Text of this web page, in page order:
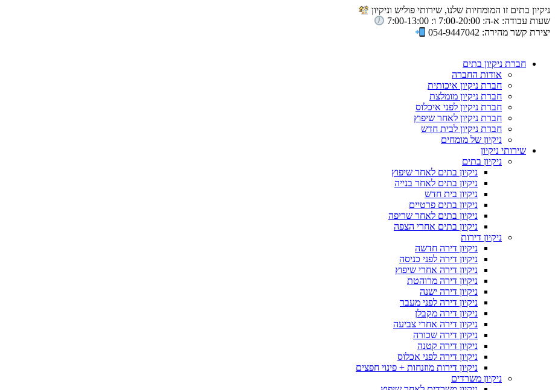
ניקיון בתים זו המומחיות שלנו, שירותי פוליש וניקיון
שעות עבודה: א-ה: 7:00-20:00 ו: 7:00-13:00
יצירת קשר מהירה: 054-9447042
חברת ניקיון בתים
אודות החברה
חברת ניקיון איכותית
חברת ניקיון מומלצת
חברת ניקיון לפני איכלוס
חברת ניקיון לאחר שיפוץ
חברת ניקיון לבית חדש
ניקיון של מומחים
שירותי ניקיון
ניקיון בתים
ניקיון בתים לאחר שיפוץ
ניקיון בתים לאחר בנייה
ניקיון בית חדש
ניקיון בתים פרטיים
ניקיון בתים לאחר שריפה
ניקיון בתים אחרי הצפה
ניקיון דירות
ניקיון דירה חדשה
ניקיון דירה לפני כניסה
ניקיון דירה אחרי שיפוץ
ניקיון דירה מרוהטת
ניקיון דירה ישנה
ניקיון דירה לפני מעבר
ניקיון דירה מקבלן
ניקיון דירה אחרי צביעה
ניקיון דירה שכורה
ניקיון דירה קטנה
ניקיון דירה לפני אכלוס
ניקיון דירות מוזנחות + פינוי חפצים
ניקיון משרדים